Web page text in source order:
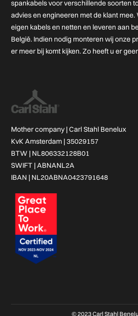
spankabels voor verschillende soorten
advies en engineeren met de klant
eigen kabels en netten en leveren aan
België. Indien nodig monteren wij onze
er meer bij komt kijken. Zo heeft u er
Mother company |Carl Stahl Benelux
KvK Amsterdam | 35029157
BTW | NL806332128B01
SWIFT | ABNANL2A
IBAN | NL20ABNA0423791648
© 2023 Carl Stahl